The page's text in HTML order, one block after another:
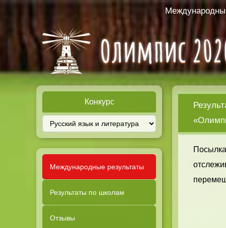
Конкурс
Международные результаты
Результаты по школам
Отзывы